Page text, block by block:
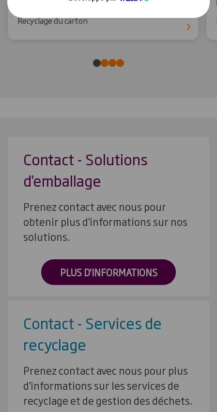
Recyclage du carton
Contact - Solutions
d'emballage
Prenez contact avec nous pour
obtenir plus d'informations sur nos
solutions.
PLUS D'INFORMATIONS
Contact - Services de
recyclage
Prenez contact avec nous pour plus
d'informations sur les services de
recyclage et de gestion des déchets.